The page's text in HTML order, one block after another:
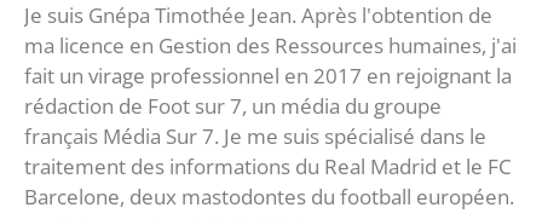
Je suis Gnépa Timothée Jean. Après l'obtention de
ma licence en Gestion des Ressources humaines, j'ai
fait un virage professionnel en 2017 en rejoignant la
rédaction de Foot sur 7, un média du groupe
français Média Sur 7. Je me suis spécialisé dans le
traitement des informations du Real Madrid et le FC
Barcelone, deux mastodontes du football européen.